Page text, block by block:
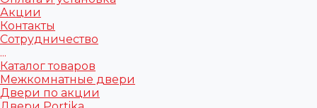
Акции
Контакты
Сотрудничество
...
Каталог товаров
Межкомнатные двери
Двери по акции